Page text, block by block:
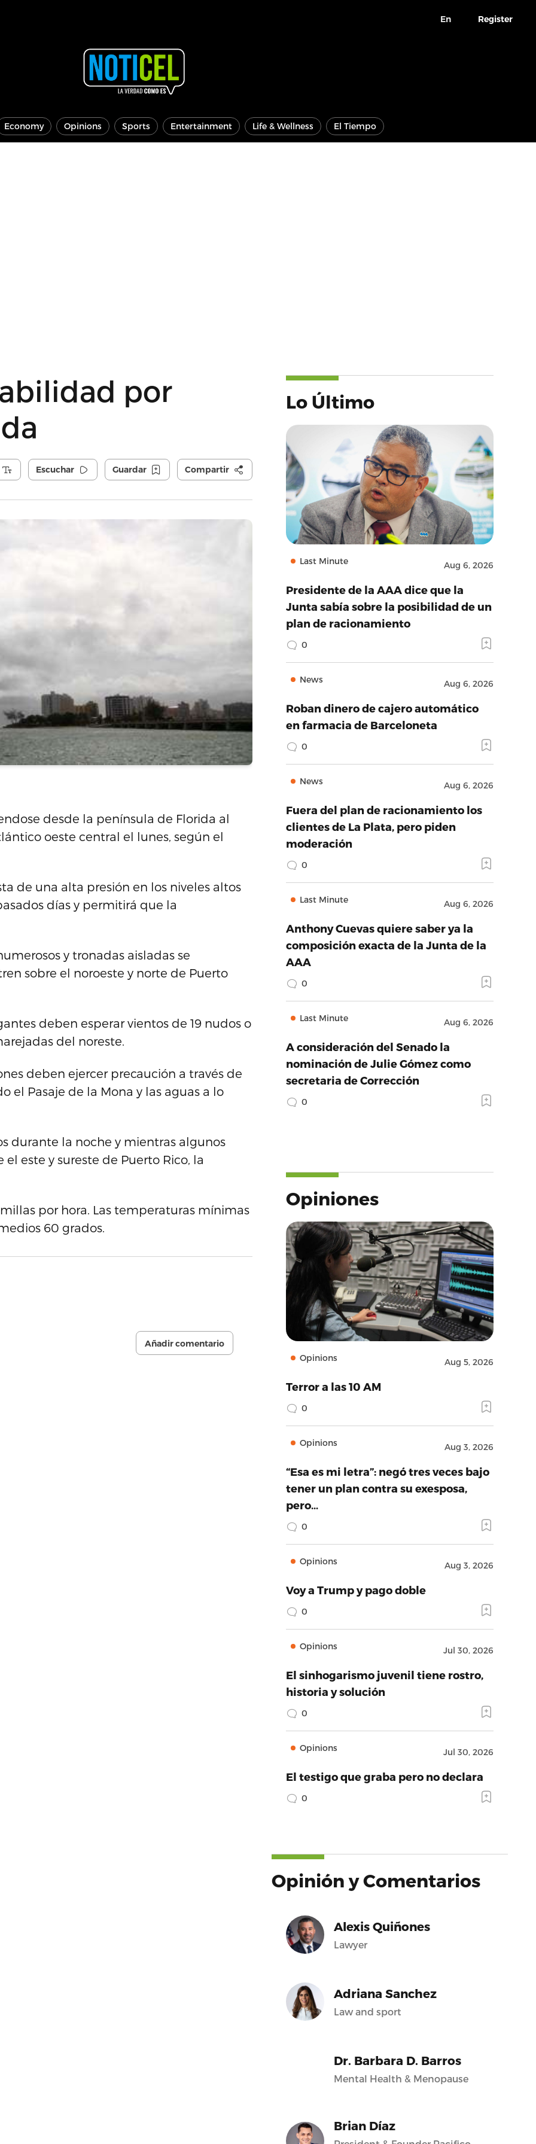
En Register
Economy Opinions Sports Entertainment Life & Wellness El Tiempo
por
Escuchar Guardar Compartir
desde la península de Florida al
oeste central el lunes, según el
de una alta presión en los niveles altos
días y permitirá que la
y tronadas aisladas se
sobre el noroeste y norte de Puerto
deben esperar vientos de 19 nudos o
del noreste.
deben ejercer precaución a través de
el Pasaje de la Mona y las aguas a lo
durante la noche y mientras algunos
este y sureste de Puerto Rico, la
por hora. Las temperaturas mínimas
60 grados.
Añadir comentario
Lo Último
Last Minute Aug 6, 2026
Presidente de la AAA dice que la
Junta sabía sobre la posibilidad de un
plan de racionamiento
0
News Aug 6, 2026
Roban dinero de cajero automático
en farmacia de Barceloneta
0
News Aug 6, 2026
Fuera del plan de racionamiento los
clientes de La Plata, pero piden
moderación
0
Last Minute Aug 6, 2026
Anthony Cuevas quiere saber ya la
composición exacta de la Junta de la
AAA
0
Last Minute Aug 6, 2026
A consideración del Senado la
nominación de Julie Gómez como
secretaria de Corrección
0
Opiniones
Opinions Aug 5, 2026
Terror a las 10 AM
0
Opinions Aug 3, 2026
“Esa es mi letra”: negó tres veces bajo
tener un plan contra su exesposa,
pero…
0
Opinions Aug 3, 2026
Voy a Trump y pago doble
0
Opinions Jul 30, 2026
El sinhogarismo juvenil tiene rostro,
historia y solución
0
Opinions Jul 30, 2026
El testigo que graba pero no declara
0
Opinión y Comentarios
Alexis Quiñones
Lawyer
Adriana Sanchez
Law and sport
Dr. Barbara D. Barros
Mental Health & Menopause
Brian Díaz